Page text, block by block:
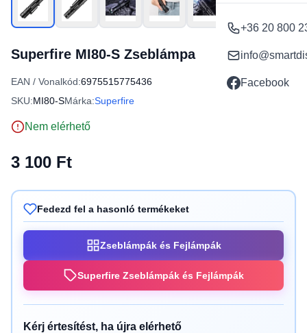
+36 20 800
Facebook
Superfire MI80-S Zseblámpa
EAN / Vonalkód:6975515775436
SKU:MI80-SMárka:Superfire
Nem elérhető
3 100 Ft
Fedezd fel a hasonló termékeket
Zseblámpák és Fejlámpák
Superfire Zseblámpák és Fejlámpák
Kérj értesítést, ha újra elérhető